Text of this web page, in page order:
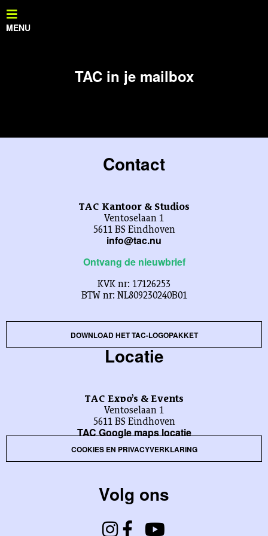
TAC in je mailbox
Contact
TAC Kantoor & Studios
Ventoselaan 1
5611 BS Eindhoven
info@tac.nu
Ontvang de nieuwbrief
KVK nr: 17126253
BTW nr: NL809230240B01
DOWNLOAD HET TAC-LOGOPAKKET
Locatie
TAC Expo’s & Events
Ventoselaan 1
5611 BS Eindhoven
TAC Google maps locatie
COOKIES EN PRIVACYVERKLARING
Volg ons